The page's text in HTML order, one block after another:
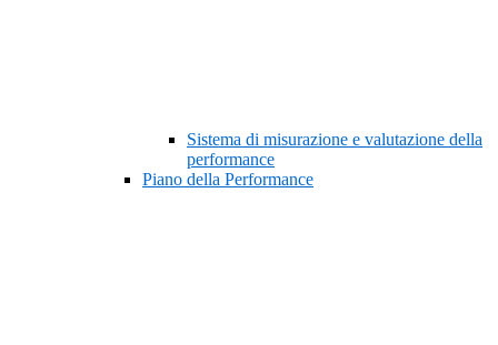
Sistema di misurazione e valutazione della
performance
Piano della Performance